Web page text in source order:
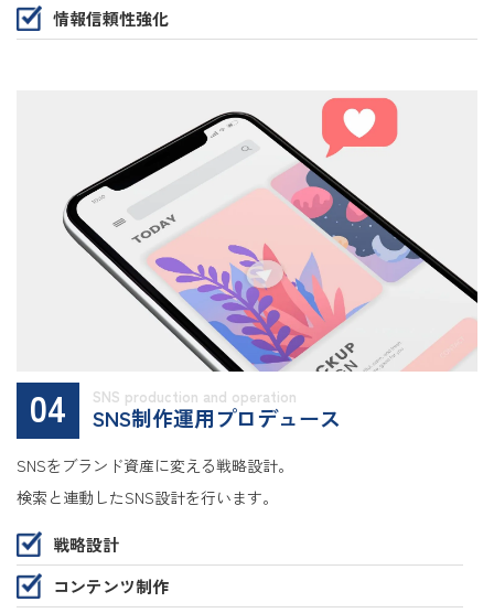
情報信頼性強化
04 SNS production and operation
SNS制作運用プロデュース
SNSをブランド資産に変える戦略設計。
検索と連動したSNS設計を行います。
戦略設計
コンテンツ制作